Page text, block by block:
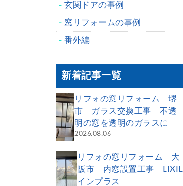
玄関ドアの事例
窓リフォームの事例
番外編
新着記事一覧
リフォの窓リフォーム 堺
市 ガラス交換工事 不透
明の窓を透明のガラスに
2026.08.06
リフォの窓リフォーム 大
阪市 内窓設置工事 LIXIL
インプラス